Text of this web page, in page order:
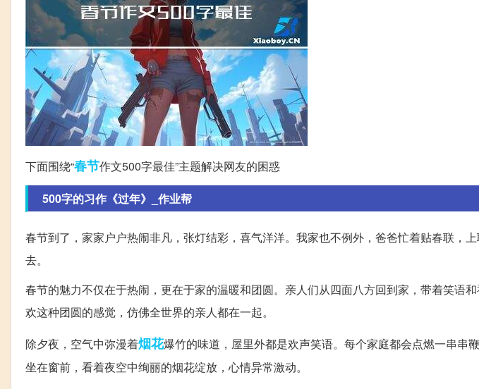
下面围绕“春节作文500字最佳”主题解决网友的困惑
500字的习作《过年》_作业帮
春节到了，家家户户热闹非凡，张灯结彩，喜气洋洋。我家也不例外，爸爸忙着贴春联，
去。
春节的魅力不仅在于热闹，更在于家的温暖和团圆。亲人们从四面八方回到家，带着笑语
欢这种团圆的感觉，仿佛全世界的亲人都在一起。
除夕夜，空气中弥漫着烟花爆竹的味道，屋里外都是欢声笑语。每个家庭都会点燃一串串
坐在窗前，看着夜空中绚丽的烟花绽放，心情异常激动。